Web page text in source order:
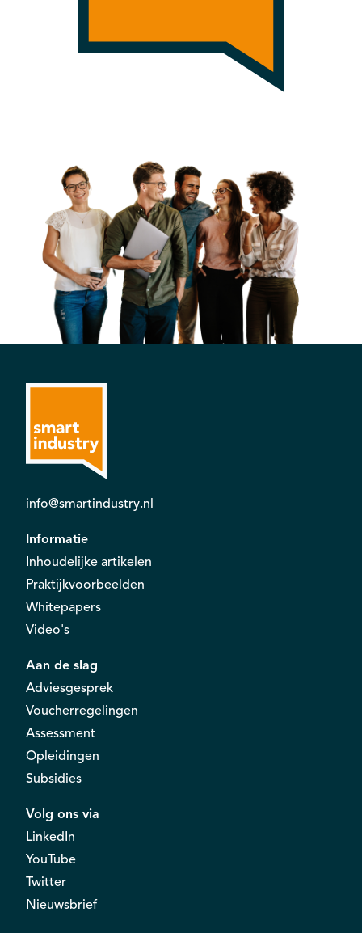
info@smartindustry.nl
Informatie
Inhoudelijke artikelen
Praktijkvoorbeelden
Whitepapers
Video's
Aan de slag
Adviesgesprek
Voucherregelingen
Assessment
Opleidingen
Subsidies
Volg ons via
LinkedIn
YouTube
Twitter
Nieuwsbrief